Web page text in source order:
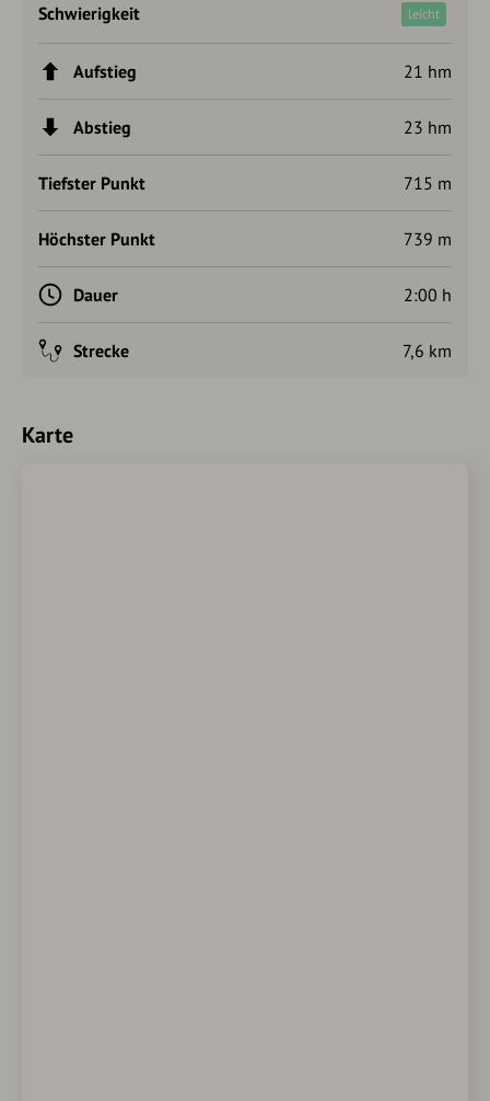
Schwierigkeit leicht
Aufstieg 21 hm
Abstieg 23 hm
Tiefster Punkt 715 m
Höchster Punkt 739 m
Dauer 2:00 h
Strecke 7,6 km
Karte